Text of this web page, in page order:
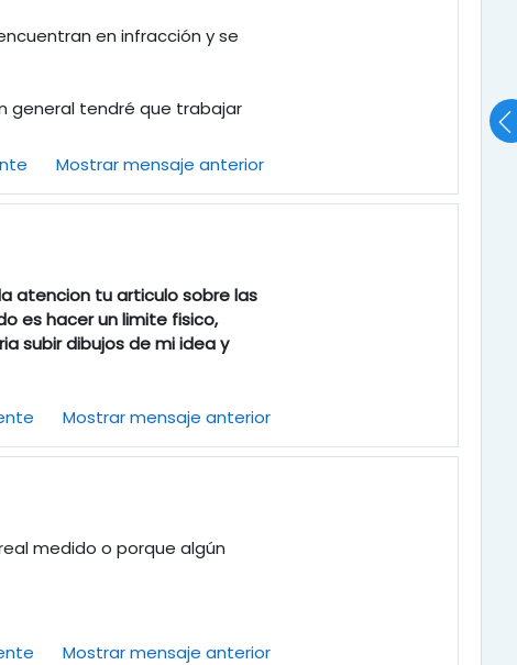
en infracción y se
general tendré que trabajar
Mostrar mensaje anterior
atencion tu articulo sobre las
es hacer un limite fisico,
subir dibujos de mi idea y
Mostrar mensaje anterior
medido o porque algún
Mostrar mensaje anterior